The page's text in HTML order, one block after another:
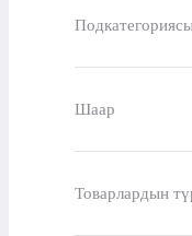
Шаар
Товарлардын